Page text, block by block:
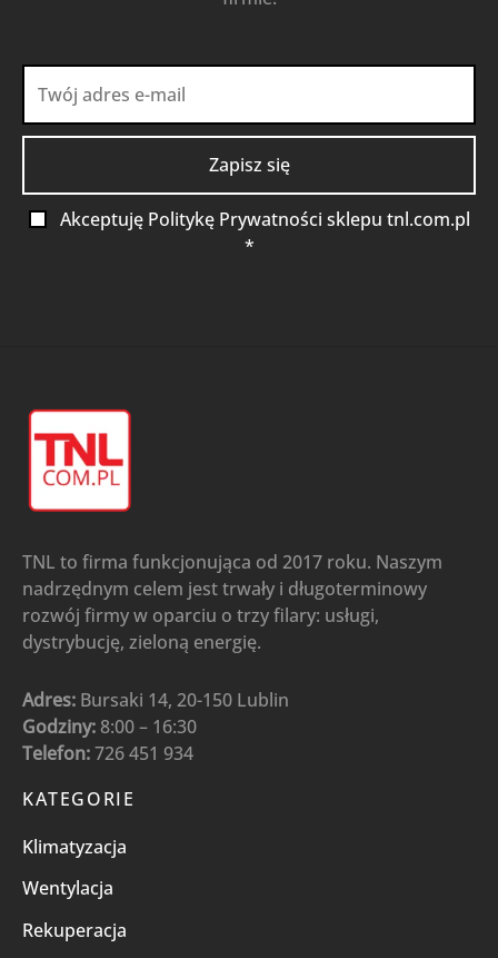
Akceptuję Politykę Prywatności sklepu tnl.com.pl
*
TNL to firma funkcjonująca od 2017 roku. Naszym
nadrzędnym celem jest trwały i długoterminowy
rozwój firmy w oparciu o trzy filary: usługi,
dystrybucję, zieloną energię.
Adres: Bursaki 14, 20-150 Lublin
Godziny: 8:00 – 16:30
Telefon:726 451 934
KATEGORIE
Klimatyzacja
Wentylacja
Rekuperacja